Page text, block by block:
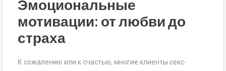
Эмоциональные
мотивации: от любви до
страха
К сожалению или к счастью, многие клиенты секс-